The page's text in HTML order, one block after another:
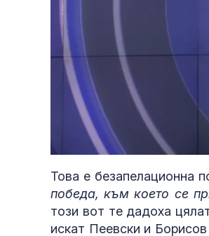
Unmute
:
Това е безапелационна
победа, към което се
този вот те дадоха
искат Пеевски и